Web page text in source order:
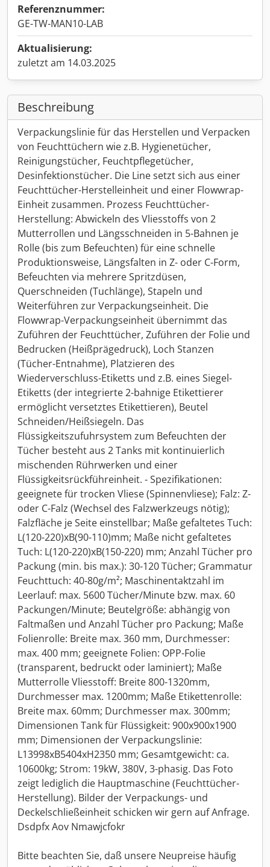
Referenznummer:
GE-TW-MAN10-LAB
Aktualisierung:
zuletzt am 14.03.2025
Beschreibung
Verpackungslinie für das Herstellen und Verpacken
von Feuchttüchern wie z.B. Hygienetücher,
Reinigungstücher, Feuchtpflegetücher,
Desinfektionstücher. Die Line setzt sich aus einer
Feuchttücher-Herstelleinheit und einer Flowwrap-
Einheit zusammen. Prozess Feuchttücher-
Herstellung: Abwickeln des Vliesstoffs von 2
Mutterrollen und Längsschneiden in 5-Bahnen je
Rolle (bis zum Befeuchten) für eine schnelle
Produktionsweise, Längsfalten in Z- oder C-Form,
Befeuchten via mehrere Spritzdüsen,
Querschneiden (Tuchlänge), Stapeln und
Weiterführen zur Verpackungseinheit. Die
Flowwrap-Verpackungseinheit übernimmt das
Zuführen der Feuchttücher, Zuführen der Folie und
Bedrucken (Heißprägedruck), Loch Stanzen
(Tücher-Entnahme), Platzieren des
Wiederverschluss-Etiketts und z.B. eines Siegel-
Etiketts (der integrierte 2-bahnige Etikettierer
ermöglicht versetztes Etikettieren), Beutel
Schneiden/Heißsiegeln. Das
Flüssigkeitszufuhrsystem zum Befeuchten der
Tücher besteht aus 2 Tanks mit kontinuierlich
mischenden Rührwerken und einer
Flüssigkeitsrückführeinheit. - Spezifikationen:
geeignete für trocken Vliese (Spinnenvliese); Falz: Z-
oder C-Falz (Wechsel des Falzwerkzeugs nötig);
Falzfläche je Seite einstellbar; Maße gefaltetes Tuch:
L(120-220)xB(90-110)mm; Maße nicht gefaltetes
Tuch: L(120-220)xB(150-220) mm; Anzahl Tücher pro
Packung (min. bis max.): 30-120 Tücher; Grammatur
Feuchttuch: 40-80g/m²; Maschinentaktzahl im
Leerlauf: max. 5600 Tücher/Minute bzw. max. 60
Packungen/Minute; Beutelgröße: abhängig von
Faltmaßen und Anzahl Tücher pro Packung; Maße
Folienrolle: Breite max. 360 mm, Durchmesser:
max. 400 mm; geeignete Folien: OPP-Folie
(transparent, bedruckt oder laminiert); Maße
Mutterrolle Vliesstoff: Breite 800-1320mm,
Durchmesser max. 1200mm; Maße Etikettenrolle:
Breite max. 60mm; Durchmesser max. 300mm;
Dimensionen Tank für Flüssigkeit: 900x900x1900
mm; Dimensionen der Verpackungslinie:
L13998xB5404xH2350 mm; Gesamtgewicht: ca.
10600kg; Strom: 19kW, 380V, 3-phasig. Das Foto
zeigt lediglich die Hauptmaschine (Feuchttücher-
Herstellung). Bilder der Verpackungs- und
Deckelschließeinheit schicken wir gern auf Anfrage.
Dsdpfx Aov Nmawjcfokr
Bitte beachten Sie, daß unsere Neupreise häufig